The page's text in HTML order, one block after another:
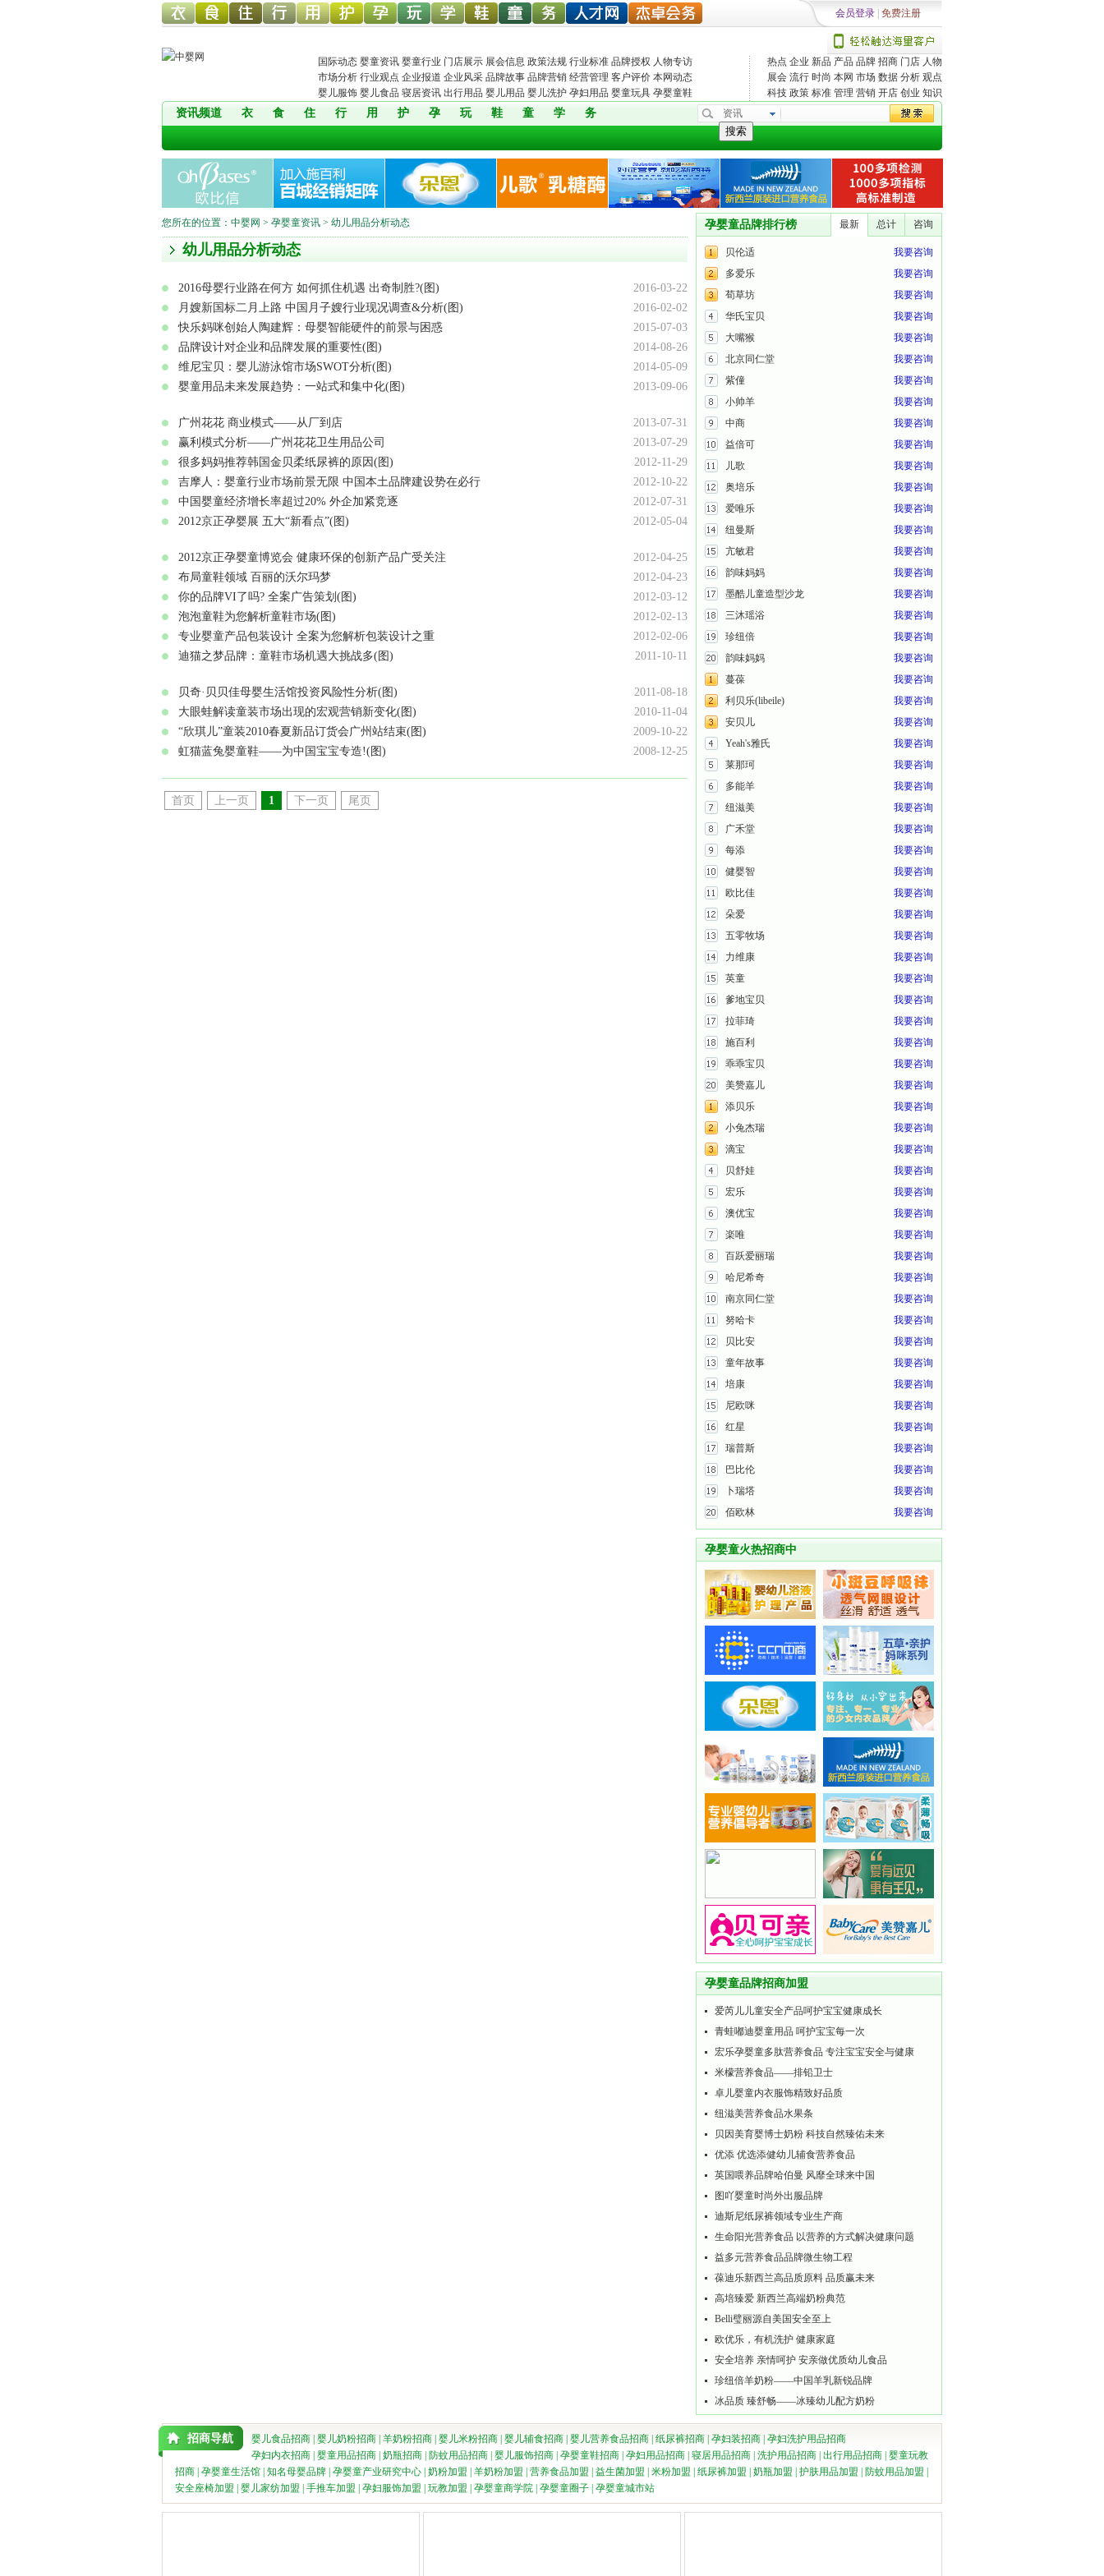
饰网 品网 具网 品网 护网 网 具网 育 鞋网 装 构
会员登录 免费注册
国际动态 婴童资讯 婴童行业 门店展示 展会信息 政策法规 行业标准 品牌授权 人物专访
市场分析 行业观点 企业报道 企业风采 品牌故事 品牌营销 经营管理 客户评价 本网动态
婴儿服饰 婴儿食品 寝居资讯 出行用品 婴儿用品 婴儿洗护 孕妇用品 婴童玩具 孕婴童鞋
热点 企业 新品 产品 品牌 招商 门店 人物
展会 流行 时尚 本网 市场 数据 分析 观点
科技 政策 标准 管理 营销 开店 创业 知识
资讯频道 衣 食 住 行 用 护 孕 玩 鞋 童 学 务 资讯
搜索
您所在的位置： 中婴网 > 孕婴童资讯 > 幼儿用品分析动态
幼儿用品分析动态
2016母婴行业路在何方 如何抓住机遇 出奇制胜?(图)
2016-03-22
月嫂新国标二月上路 中国月子嫂行业现况调查&分析(图)
2016-02-02
快乐妈咪创始人陶建辉：母婴智能硬件的前景与困惑
2015-07-03
品牌设计对企业和品牌发展的重要性(图)
2014-08-26
维尼宝贝：婴儿游泳馆市场SWOT分析(图)
2014-05-09
婴童用品未来发展趋势：一站式和集中化(图)
2013-09-06
广州花花 商业模式——从厂到店
2013-07-31
赢利模式分析——广州花花卫生用品公司
2013-07-29
很多妈妈推荐韩国金贝柔纸尿裤的原因(图)
2012-11-29
吉摩人：婴童行业市场前景无限 中国本土品牌建设势在必行
2012-10-22
中国婴童经济增长率超过20% 外企加紧竞逐
2012-07-31
2012京正孕婴展 五大“新看点”(图)
2012-05-04
2012京正孕婴童博览会 健康环保的创新产品广受关注
2012-04-25
布局童鞋领域 百丽的沃尔玛梦
2012-04-23
你的品牌VI了吗? 全案广告策划(图)
2012-03-12
泡泡童鞋为您解析童鞋市场(图)
2012-02-13
专业婴童产品包装设计 全案为您解析包装设计之重
2012-02-06
迪猫之梦品牌：童鞋市场机遇大挑战多(图)
2011-10-11
贝奇·贝贝佳母婴生活馆投资风险性分析(图)
2011-08-18
大眼蛙解读童装市场出现的宏观营销新变化(图)
2010-11-04
“欣琪儿”童装2010春夏新品订货会广州站结束(图)
2009-10-22
虹猫蓝兔婴童鞋——为中国宝宝专造!(图)
2008-12-25
首页 上一页 1 下一页 尾页
孕婴童品牌排行榜 最新 总计 咨询
我要咨询
贝伦适
我要咨询
多爱乐
我要咨询
荀草坊
我要咨询
华氏宝贝
我要咨询
大嘴猴
我要咨询
北京同仁堂
我要咨询
紫僮
我要咨询
小帅羊
我要咨询
中商
我要咨询
益倍可
我要咨询
儿歌
我要咨询
奥培乐
我要咨询
爱唯乐
我要咨询
纽曼斯
我要咨询
亢敏君
我要咨询
韵味妈妈
我要咨询
墨酷儿童造型沙龙
我要咨询
三沐瑶浴
我要咨询
珍纽倍
我要咨询
韵味妈妈
我要咨询
蔓葆
我要咨询
利贝乐(libeile)
我要咨询
安贝儿
我要咨询
Yeah's雅氏
我要咨询
莱那珂
我要咨询
多能羊
我要咨询
纽滋美
我要咨询
广禾堂
我要咨询
每添
我要咨询
健婴智
我要咨询
欧比佳
我要咨询
朵爱
我要咨询
五零牧场
我要咨询
力维康
我要咨询
英童
我要咨询
爹地宝贝
我要咨询
拉菲琦
我要咨询
施百利
我要咨询
乖乖宝贝
我要咨询
美赞嘉儿
我要咨询
添贝乐
我要咨询
小兔杰瑞
我要咨询
滴宝
我要咨询
贝舒娃
我要咨询
宏乐
我要咨询
澳优宝
我要咨询
楽唯
我要咨询
百跃爱丽瑞
我要咨询
哈尼希奇
我要咨询
南京同仁堂
我要咨询
努哈卡
我要咨询
贝比安
我要咨询
童年故事
我要咨询
培康
我要咨询
尼欧咪
我要咨询
红星
我要咨询
瑞普斯
我要咨询
巴比伦
我要咨询
卜瑞塔
我要咨询
佰欧林
孕婴童火热招商中
孕婴童品牌招商加盟
爱芮儿儿童安全产品呵护宝宝健康成长
青蛙嘟迪婴童用品 呵护宝宝每一次
宏乐孕婴童多肽营养食品 专注宝宝安全与健康
米檬营养食品——排铅卫士
卓儿婴童内衣服饰精致好品质
纽滋美营养食品水果条
贝因美育婴博士奶粉 科技自然臻佑未来
优添 优选添健幼儿辅食营养食品
英国喂养品牌哈伯曼 风靡全球来中国
图吖婴童时尚外出服品牌
迪斯尼纸尿裤领域专业生产商
生命阳光营养食品 以营养的方式解决健康问题
益多元营养食品品牌微生物工程
葆迪乐新西兰高品质原料 品质赢未来
高培臻爱 新西兰高端奶粉典范
Belli璧丽源自美国安全至上
欧优乐，有机洗护 健康家庭
安全培养 亲情呵护 安亲做优质幼儿食品
珍纽倍羊奶粉——中国羊乳新锐品牌
冰品质 臻舒畅——冰臻幼儿配方奶粉
招商导航 婴儿食品招商 婴儿奶粉招商 羊奶粉招商 婴儿米粉招商 婴儿辅食招商 婴儿营养食品招商 纸尿裤招商 孕妇装招商 孕妇洗护用品招商
孕妇内衣招商 婴童用品招商 奶瓶招商 防蚊用品招商 婴儿服饰招商 孕婴童鞋招商 孕妇用品招商 寝居用品招商 洗护用品招商 出行用品招商 婴童玩教
招商 孕婴童生活馆 知名母婴品牌 孕婴童产业研究中心 奶粉加盟 羊奶粉加盟 营养食品加盟 益生菌加盟 米粉加盟 纸尿裤加盟 奶瓶加盟 护肤用品加盟 防蚊用品加盟
安全座椅加盟
婴儿家纺加盟 手推车加盟 孕妇服饰加盟 玩教加盟 孕婴童商学院 孕婴童圈子 孕婴童城市站